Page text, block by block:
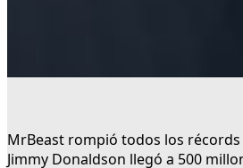
MrBeast rompió todos los récords
Jimmy Donaldson llegó a 500